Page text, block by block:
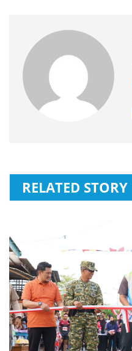
RELATED STORY